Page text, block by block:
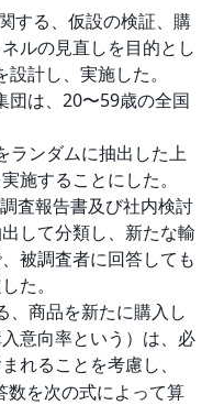
る、仮設の検証、購
ルの見直しを目的とし
計し、実施した。
は、20〜59歳の全国
ンダムに抽出した上
施することにした。
査報告書及び社内検討
して分類し、新たな輸
被調査者に回答しても
た。
商品を新たに購入し
意向率という）は、必
れることを考慮し、
数を次の式によって算